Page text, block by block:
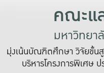
คณะแ
มหาวิทยา
มุ่งเน้นบัณฑิตศึกษา วิจัยขั้น
บริหารโครงการพิเศษ